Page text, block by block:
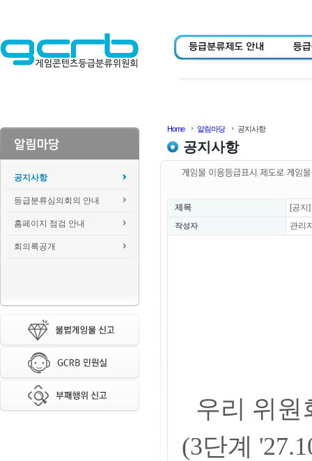
공지사항
등급분류심의회의 안내
홈페이지 점검 안내
회의록공개
Home 알림마당 공지사항
공지사항
제목 [공지
작성자 관리
우리 위
(3단계